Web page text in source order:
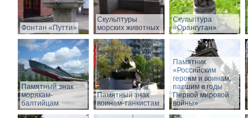
Фонтан «Путти»
Скульптуры
морских животных
Скульптура
«Орангутан»
Памятный знак
морякам-
балтийцам
Памятный знак
воинам-танкистам
Памятник
«Российским
героям и воинам,
павшим в годы
Первой мировой
войны»